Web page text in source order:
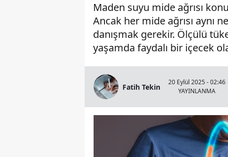
Maden suyu mide ağrısı
Ancak her mide ağrısı aynı
danışmak gerekir. Ölçülü
yaşamda faydalı bir içecek
Fatih Tekin
20 Eylül 2025 - 02:46
YAYINLANMA